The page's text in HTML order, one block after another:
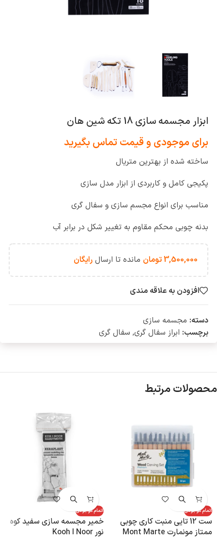
ابزار مجسمه سازی 18 تکه شین هان
برای موجودی و قیمت تماس بگیرید
ساخته شده از بهترین متریال
پکیجی کامل و کاربردی از ابزار مدل سازی
مناسب برای انواع مجسم سازی و سفال گری
بدنه چوبی محکم مقاوم به تغییر شکل در برابر آب
3,500,000تومان مانده تا ارسال رایگان
افزودن به علاقه مندی
دسته: مجسمه سازی
برچسب: ابراز سفال گری, سفال گری
محصولات مرتبط
اتمام موجودی
ست 12 تایی منبت کاری چوبی
ممتاز مونمارت Mont Marte
اتمام موجودی
خمیر مجسمه سازی سفید کوه
نور Kooh I Noor